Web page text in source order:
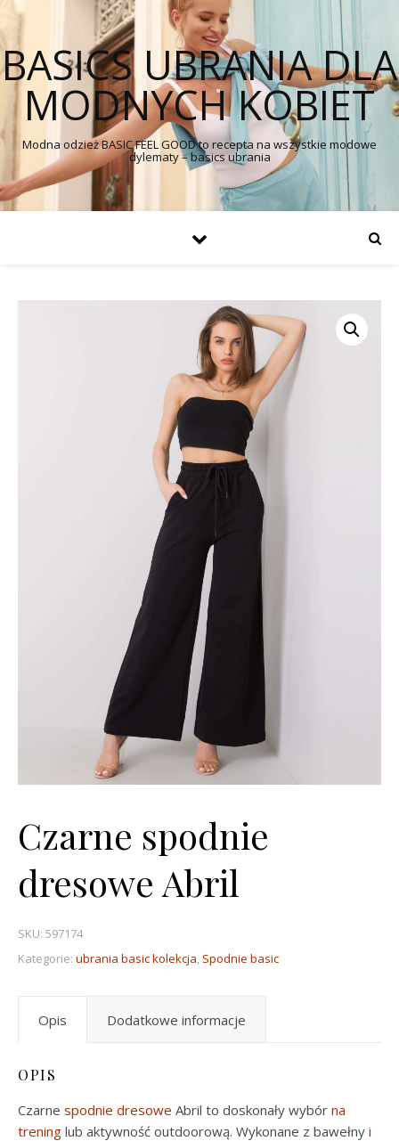
BASICS UBRANIA DLA
MODNYCH KOBIET
Modna odzież BASIC FEEL GOOD to recepta na wszystkie modowe
dylematy – basics ubrania
Czarne spodnie
dresowe Abril
SKU: 597174
Kategorie: ubrania basic kolekcja, Spodnie basic
Opis Dodatkowe informacje
OPIS
Czarne spodnie dresowe Abril to doskonały wybór na
trening lub aktywność outdoorową. Wykonane z bawełny i